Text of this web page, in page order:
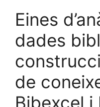
Eines
dades
de
Bibexcel i